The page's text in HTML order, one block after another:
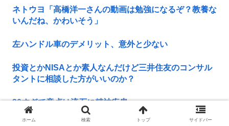
ネトウヨ「高橋洋一さんの動画は勉強になるぞ？教養な
いんだね、かわいそう」
左ハンドル車のデメリット、意外と少ない
投資とかNISAとか素人なんだけど三井住友のコンサル
タントに相談した方がいいのか？
30すぎて童貞は流石に精神疾患
ホーム 検索 トップ サイドバー